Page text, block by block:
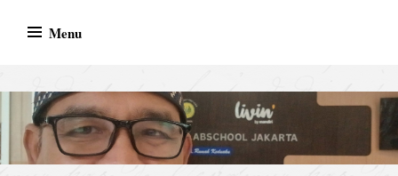
Menu